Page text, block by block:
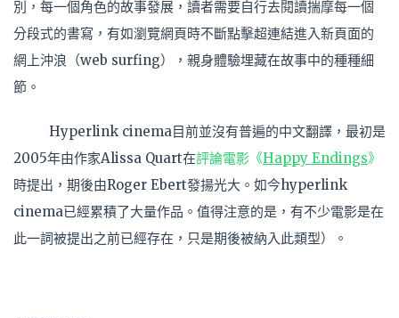
別，每一個角色的故事發展，讀者需要自行去閱讀揣摩每一個
分段式的書寫，有如瀏覽網頁時不斷點擊超連結進入新頁面的
網上沖浪（web surfing），親身體驗埋藏在故事中的種種細
節。
Hyperlink cinema目前並沒有普遍的中文翻譯，最初是
2005年由作家Alissa Quart在評論電影《Happy Endings》
時提出，期後由Roger Ebert發揚光大。如今hyperlink
cinema已經累積了大量作品。值得注意的是，有不少電影是在
此一詞被提出之前已經存在，只是期後被納入此類型）。